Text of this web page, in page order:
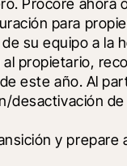
Procore
para
su equipo a la
propietario,
este año. Al
desactivación
y